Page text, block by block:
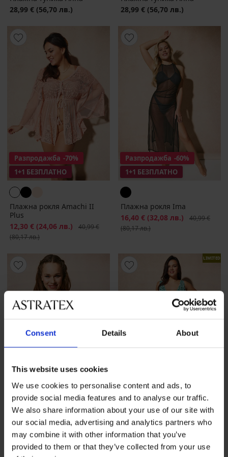
Consent Details About
This website uses cookies
We use cookies to personalise content and ads, to
provide social media features and to analyse our traffic.
We also share information about your use of our site with
our social media, advertising and analytics partners who
may combine it with other information that you’ve
provided to them or that they’ve collected from your use
28,99 € (56,70 лв.)
28,99 € (56,70 лв.)
Разпродажба -70%
1+1 БЕЗПЛАТНО
Плажна рокля Amachi II
Plus
Намаление
12,30 € (24,06 лв.) Първоначална цена
40,99 €
(80,17 лв.)
Разпродажба -60%
1+1 БЕЗПЛАТНО
Плажна рокля Ima
Намаление
16,40 € (32,08 лв.)
40,99 €
(80,17 лв.)
Разпродажба -50%
1+1 БЕЗПЛАТНО
Плажна рокля Amachi II
Намаление
16,50 €(32,27 лв.) Първоначална цена
32,99 €
LIMITED
Разпродажба -50%
1+1 БЕЗПЛАТНО
Плажна рокля Aina
Намаление
27,00 €(52,81 лв.)
53,99 €